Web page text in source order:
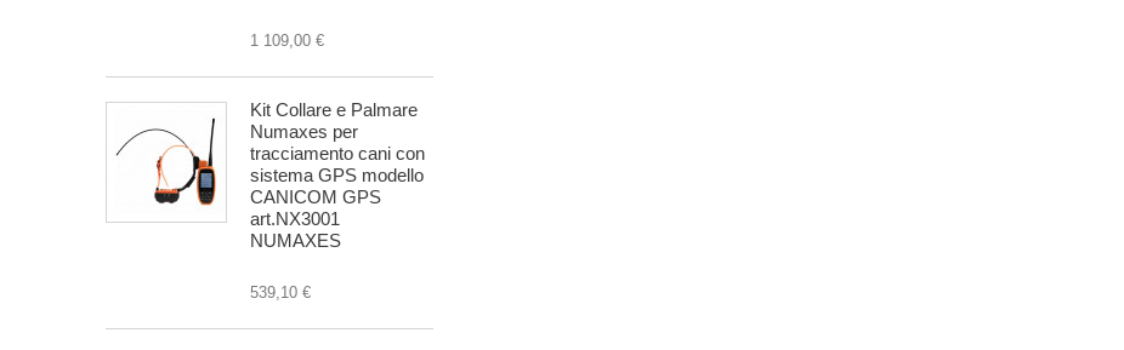
1 109,00 €
Kit Collare e Palmare
Numaxes per
tracciamento cani con
sistema GPS modello
CANICOM GPS
art.NX3001
NUMAXES
539,10 €